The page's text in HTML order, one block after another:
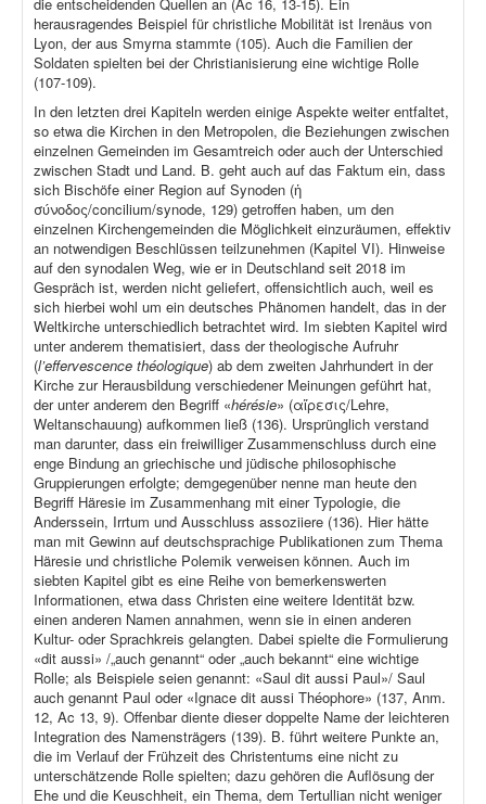
herausragendes Beispiel für christliche Mobilität ist Irenäus von
Lyon, der aus Smyrna stammte (105). Auch die Familien der
Soldaten spielten bei der Christianisierung eine wichtige Rolle
(107-109).
In den letzten drei Kapiteln werden einige Aspekte weiter entfaltet,
so etwa die Kirchen in den Metropolen, die Beziehungen zwischen
einzelnen Gemeinden im Gesamtreich oder auch der Unterschied
zwischen Stadt und Land. B. geht auch auf das Faktum ein, dass
sich Bischöfe einer Region auf Synoden (ἡ
σύνοδος/concilium/synode, 129) getroffen haben, um den
einzelnen Kirchengemeinden die Möglichkeit einzuräumen, effektiv
an notwendigen Beschlüssen teilzunehmen (Kapitel VI). Hinweise
auf den synodalen Weg, wie er in Deutschland seit 2018 im
Gespräch ist, werden nicht geliefert, offensichtlich auch, weil es
sich hierbei wohl um ein deutsches Phänomen handelt, das in der
Weltkirche unterschiedlich betrachtet wird. Im siebten Kapitel wird
unter anderem thematisiert, dass der theologische Aufruhr
(l’effervescence théologique) ab dem zweiten Jahrhundert in der
Kirche zur Herausbildung verschiedener Meinungen geführt hat,
der unter anderem den Begriff «hérésie» (αἵρεσις/Lehre,
Weltanschauung) aufkommen ließ (136). Ursprünglich verstand
man darunter, dass ein freiwilliger Zusammenschluss durch eine
enge Bindung an griechische und jüdische philosophische
Gruppierungen erfolgte; demgegenüber nenne man heute den
Begriff Häresie im Zusammenhang mit einer Typologie, die
Anderssein, Irrtum und Ausschluss assoziiere (136). Hier hätte
man mit Gewinn auf deutschsprachige Publikationen zum Thema
Häresie und christliche Polemik verweisen können. Auch im
siebten Kapitel gibt es eine Reihe von bemerkenswerten
Informationen, etwa dass Christen eine weitere Identität bzw.
einen anderen Namen annahmen, wenn sie in einen anderen
Kultur- oder Sprachkreis gelangten. Dabei spielte die Formulierung
«dit aussi» /„auch genannt“ oder „auch bekannt“ eine wichtige
Rolle; als Beispiele seien genannt: «Saul dit aussi Paul»/ Saul
auch genannt Paul oder «Ignace dit aussi Théophore» (137, Anm.
12, Ac 13, 9). Offenbar diente dieser doppelte Name der leichteren
Integration des Namensträgers (139). B. führt weitere Punkte an,
die im Verlauf der Frühzeit des Christentums eine nicht zu
unterschätzende Rolle spielten; dazu gehören die Auflösung der
Ehe und die Keuschheit, ein Thema, dem Tertullian nicht weniger